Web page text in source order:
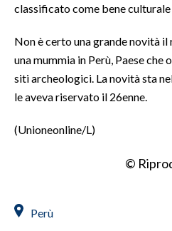
classificato come bene culturale
Non è certo una grande novità
una mummia in Perù, Paese che
siti archeologici. La novità sta
le aveva riservato il 26enne.
(Unioneonline/L)
©
Perù